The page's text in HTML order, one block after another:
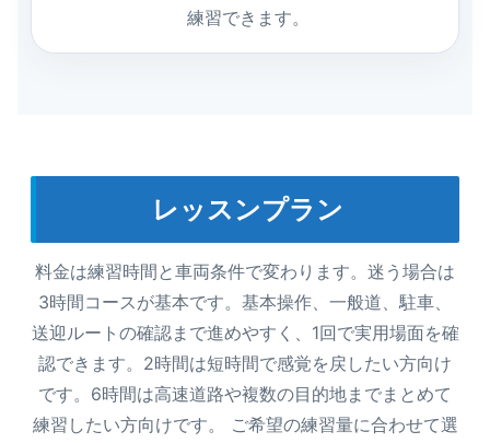
練習できます。
レッスンプラン
料金は練習時間と車両条件で変わります。迷う場合は
3時間コースが基本です。基本操作、一般道、駐車、
送迎ルートの確認まで進めやすく、1回で実用場面を確
認できます。2時間は短時間で感覚を戻したい方向け
です。6時間は高速道路や複数の目的地までまとめて
練習したい方向けです。 ご希望の練習量に合わせて選